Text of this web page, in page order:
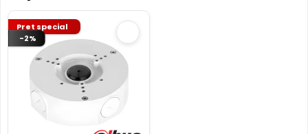
SMD Plus (Smart Motion Detection)
Pret special
-2%